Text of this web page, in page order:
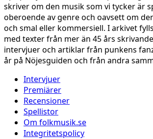
skriver om den musik som vi tycker är
oberoende av genre och oavsett om
och smal eller kommersiell. I arkivet
med texter från mer än 45 års
intervjuer och artiklar från punkens
år på Nöjesguiden och från andra
Intervjuer
Premiärer
Recensioner
Spellistor
Om folkmusik.se
Integritetspolicy